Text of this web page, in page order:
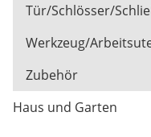
Tür/Schlösser/
Werkzeug/
Zubehör
Haus und Garten